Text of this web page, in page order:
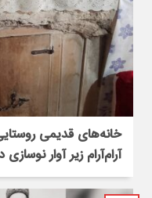
خانه‌های قدیمی
آرام‌آرام زیر آوار